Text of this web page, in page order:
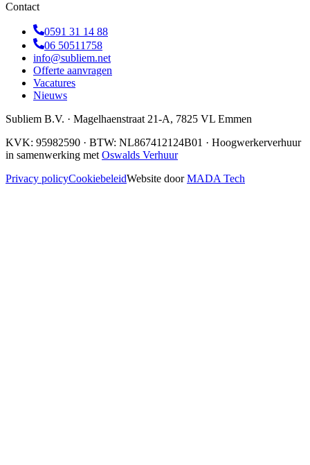
Contact
0591 31 14 88
06 50511758
info@subliem.net
Offerte aanvragen
Vacatures
Nieuws
Subliem B.V. · Magelhaenstraat 21-A, 7825 VL Emmen
KVK: 95982590 · BTW: NL867412124B01 · Hoogwerkerverhuur
in samenwerking met Oswalds Verhuur
Privacy policyCookiebeleidWebsite door MADA Tech